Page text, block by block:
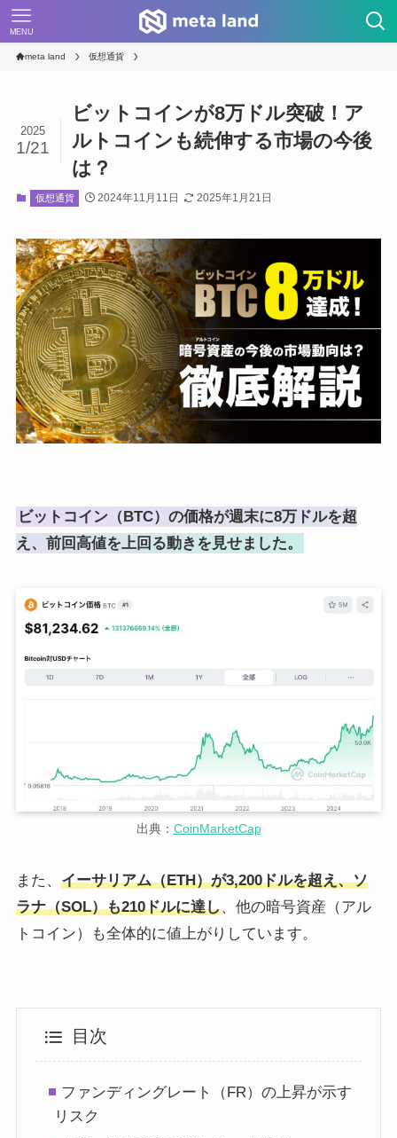
MENU
meta land 仮想通貨
ビットコインが8万ドル突破！ア
ルトコインも続伸する市場の今後
は？
2025
1/21
仮想通貨 2024年11月11日 2025年1月21日
ビットコイン（BTC）の価格が週末に8万ドルを超
え、前回高値を上回る動きを見せました。
出典： CoinMarketCap
また、 イーサリアム（ETH）が3,200ドルを超え、ソ
ラナ（SOL）も210ドルに達し、他の暗号資産（アル
トコイン）も全体的に値上がりしています。
目次
ファンディングレート（FR）の上昇が示す
リスク